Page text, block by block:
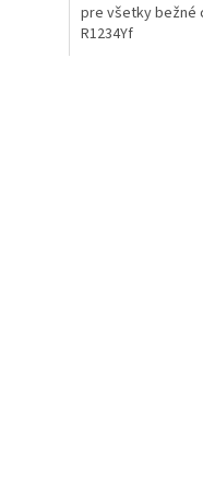
pre všetky bežné
R1234Yf